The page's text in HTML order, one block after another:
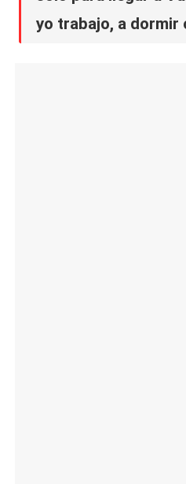
yo trabajo, a dormir